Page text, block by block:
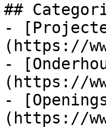
##
-
(https://
-
(https://
-
(https://